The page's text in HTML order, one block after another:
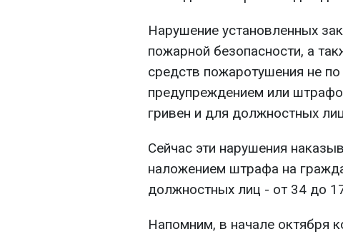
Нарушение установленных
пожарной безопасности, а
средств пожаротушения не
предупреждением или
гривен и для должностных
Сейчас эти нарушения
наложением штрафа на
должностных лиц - от 34 до
Напомним, в начале октября